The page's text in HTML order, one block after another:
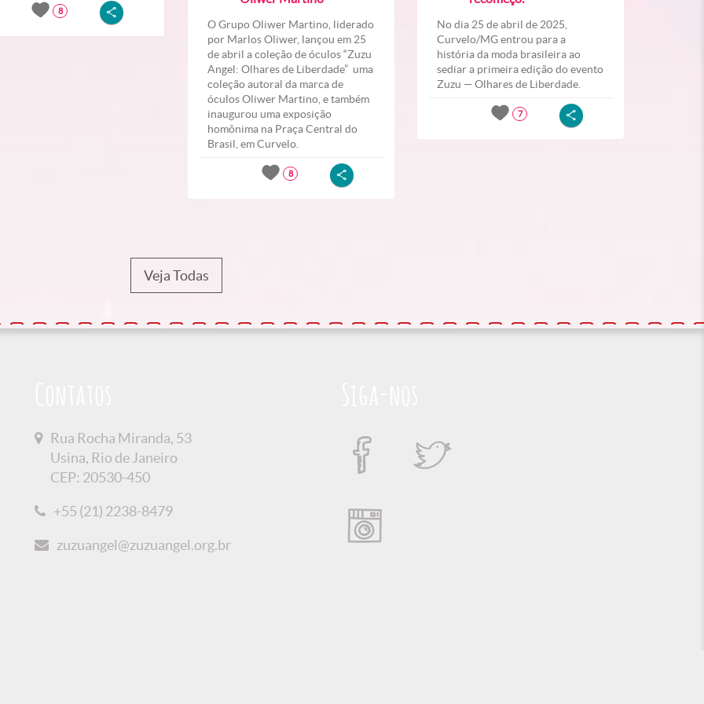
8
O Grupo Oliwer Martino, liderado
por Marlos Oliwer, lançou em 25
de abril a coleção de óculos “Zuzu
Angel: Olhares de Liberdade” uma
coleção autoral da marca de
óculos Oliwer Martino, e também
inaugurou uma exposição
homônima na Praça Central do
Brasil, em Curvelo.
8
No dia 25 de abril de 2025,
Curvelo/MG entrou para a
história da moda brasileira ao
sediar a primeira edição do evento
Zuzu — Olhares de Liberdade.
7
Veja Todas
Rua Rocha Miranda, 53
Usina, Rio de Janeiro
CEP: 20530-450
+55 (21) 2238-8479
zuzuangel@zuzuangel.org.br